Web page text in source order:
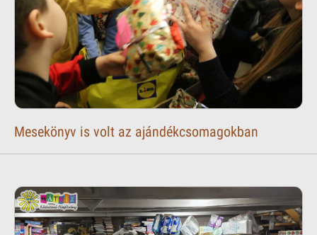
Mesekönyv is volt az ajándékcsomagokban